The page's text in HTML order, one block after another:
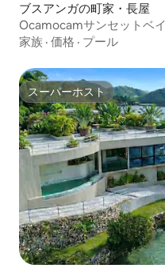
ブスアンガの町家・長屋
Ocamocamサンセットベ
家族 · 価格 · プール
スーパーホスト
スーパーホスト